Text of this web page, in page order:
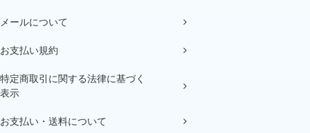
メールについて
お支払い規約
特定商取引に関する法律に基づく
表示
お支払い・送料について